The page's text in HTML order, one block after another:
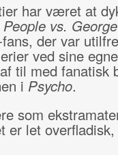
har været at
People vs.
der var
ved sine
til med fanatisk
i Psycho.
som
er let overfladisk,